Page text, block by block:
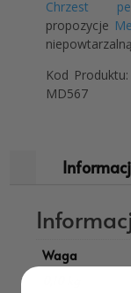
Chrzest
propozycje
Kod
MD567
Waga